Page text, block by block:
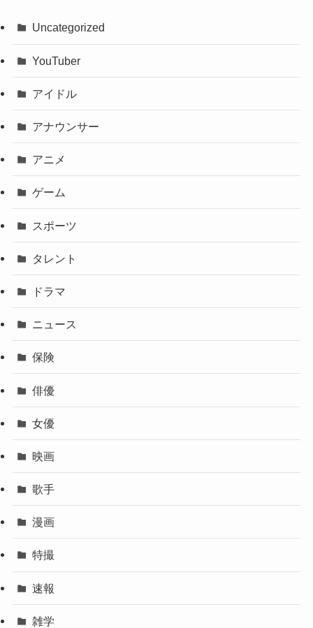
Uncategorized
YouTuber
アイドル
アナウンサー
アニメ
ゲーム
スポーツ
タレント
ドラマ
ニュース
保険
俳優
女優
映画
歌手
漫画
特撮
速報
雑学